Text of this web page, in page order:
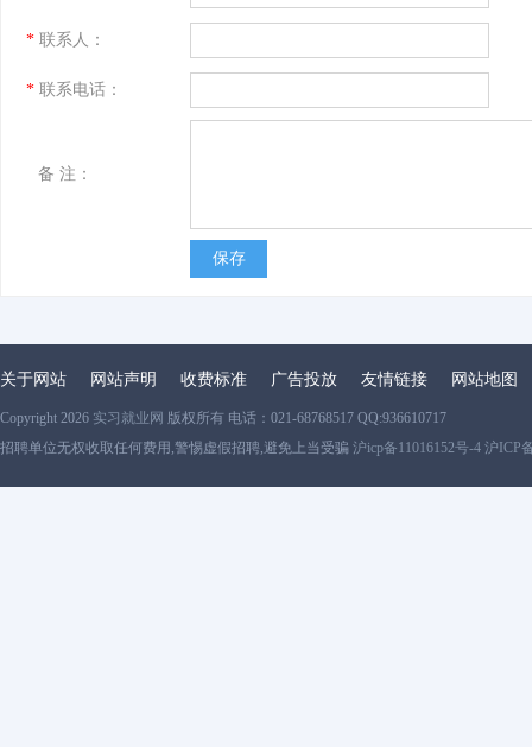
* 联系人：
* 联系电话：
备 注：
保存
关于网站 网站声明 收费标准 广告投放 友情链接 网站地图
Copyright 2026 实习就业网 版权所有 电话：021-68768517 QQ:936610717
招聘单位无权收取任何费用,警惕虚假招聘,避免上当受骗 沪icp备11016152号-4 沪ICP